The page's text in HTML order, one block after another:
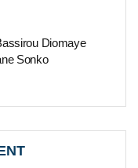
Diomaye
Sonko